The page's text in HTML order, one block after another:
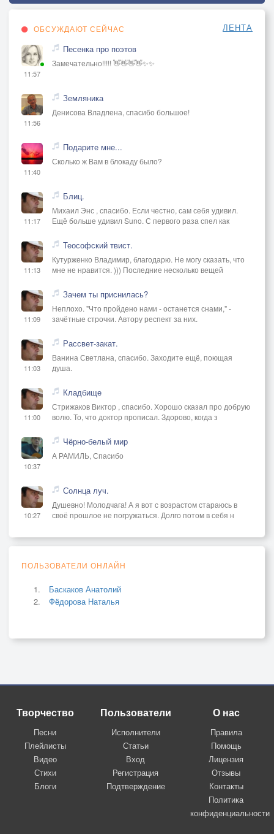
ОБСУЖДАЮТ СЕЙЧАС ЛЕНТА
11:57
Песенка про поэтов
Замечательно!!!!! 👋👋👋👋✨✨
11:56
Земляника
Денисова Владлена, спасибо большое!
11:40
Подарите мне...
Сколько ж Вам в блокаду было?
11:17
Блиц.
Михаил Энс , спасибо. Если честно, сам себя удивил.
Ещё больше удивил Suno. С первого раза спел как
11:13
Теософский твист.
Кутурженко Владимир, благодарю. Не могу сказать, что
мне не нравится. ))) Последние несколько вещей
11:09
Зачем ты приснилась?
Неплохо. "Что пройдено нами - останется снами," -
зачётные строчки. Автору респект за них.
11:03
Рассвет-закат.
Ванина Светлана, спасибо. Заходите ещё, поющая
душа.
11:00
Кладбище
Стрижаков Виктор , спасибо. Хорошо сказал про добрую
волю. То, что доктор прописал. Здорово, когда з
10:37
Чёрно-белый мир
А РАМИЛЬ, Спасибо
10:27
Солнца луч.
Душевно! Молодчага! А я вот с возрастом стараюсь в
своё прошлое не погружаться. Долго потом в себя н
ПОЛЬЗОВАТЕЛИ ОНЛАЙН
Баскаков Анатолий
Фёдорова Наталья
Творчество
Песни
Плейлисты
Видео
Стихи
Блоги
Пользователи
Исполнители
Статьи
Вход
Регистрация
Подтверждение
О нас
Правила
Помощь
Лицензия
Отзывы
Контакты
Политика
конфиденциальности